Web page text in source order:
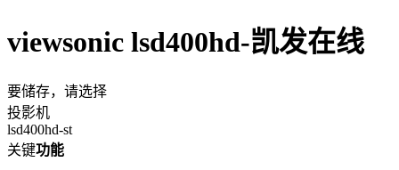
viewsonic lsd400hd-凯发在线
要储存，请选择
投影机
lsd400hd-st
关键功能